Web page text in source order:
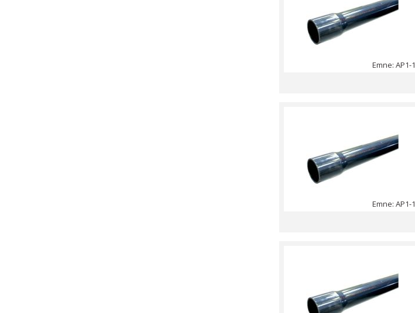
Emne: AP1-1
Emne: AP1-1